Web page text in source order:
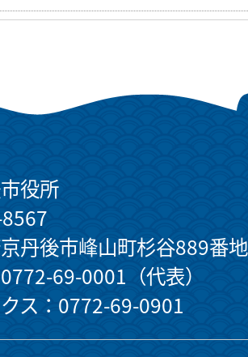
役所
丹後市峰山町杉谷889番地
69-0001（代表）
ス：0772-69-0901